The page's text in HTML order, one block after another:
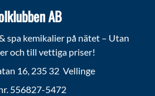
AB
spa kemikalier på nätet – Utan
och till vettiga priser!
16, 235 32 Vellinge
556827-5472